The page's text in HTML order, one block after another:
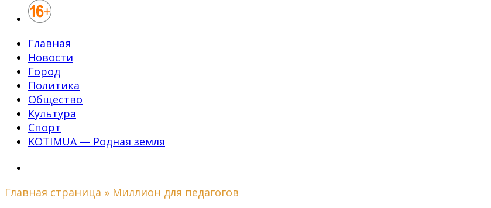
Главная
Новости
Город
Политика
Общество
Культура
Спорт
KOTIMUA — Родная земля
Главная страница » Миллион для педагогов